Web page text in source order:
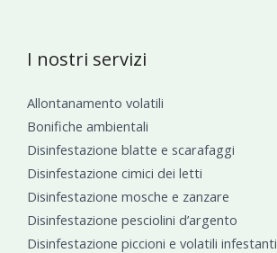
I nostri servizi
Allontanamento volatili
Bonifiche ambientali
Disinfestazione blatte e scarafaggi
Disinfestazione cimici dei letti
Disinfestazione mosche e zanzare
Disinfestazione pesciolini d’argento
Disinfestazione piccioni e volatili infestanti